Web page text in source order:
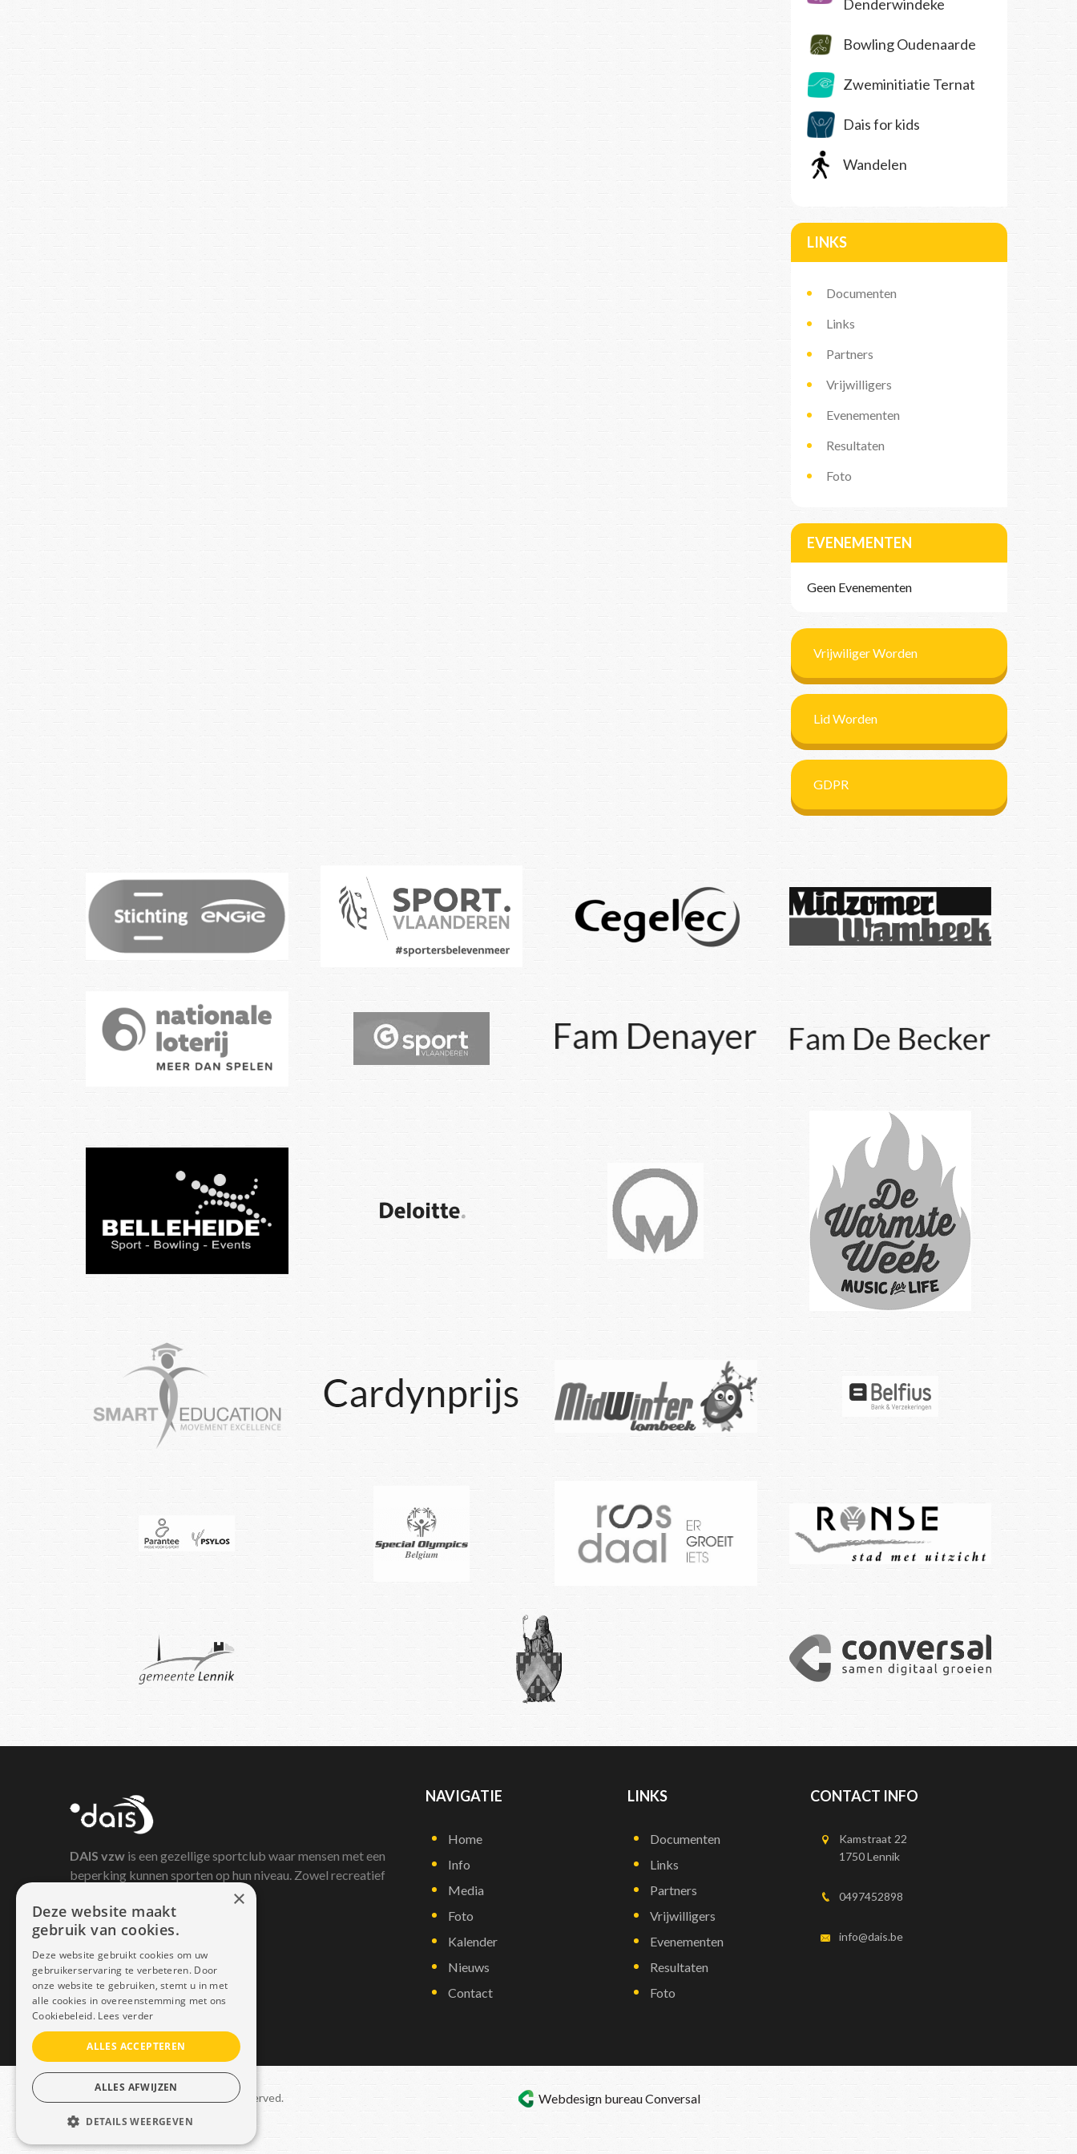
Denderwindeke
Bowling Oudenaarde
Zweminitiatie Ternat
Dais for kids
Wandelen
LINKS
Documenten
Links
Partners
Vrijwilligers
Evenementen
Resultaten
Foto
EVENEMENTEN
Geen Evenementen
Vrijwiliger Worden
Lid Worden
GDPR
DAIS vzw is een gezellige sportclub waar mensen met een
beperking kunnen sporten op hun niveau. Zowel recreatief
NAVIGATIE
Home
Info
Media
Foto
Kalender
Nieuws
Contact
LINKS
Documenten
Links
Partners
Vrijwilligers
Evenementen
Resultaten
Foto
CONTACT INFO
Kamstraat 22
1750 Lennik
0497452898
info@dais.be
Copyright © 2021 Dais. All rights reserved.
Sitemap–GDPR
Webdesign bureauConversal
×
Deze website maakt
gebruik van cookies.
Deze website gebruikt cookies om uw
gebruikerservaring te verbeteren. Door
onze website te gebruiken, stemt u in met
alle cookies in overeenstemming met ons
Cookiebeleid. Lees verder
ALLES ACCEPTEREN
ALLES AFWIJZEN
DETAILS WEERGEVEN
STRIKT NOODZAKELIJK